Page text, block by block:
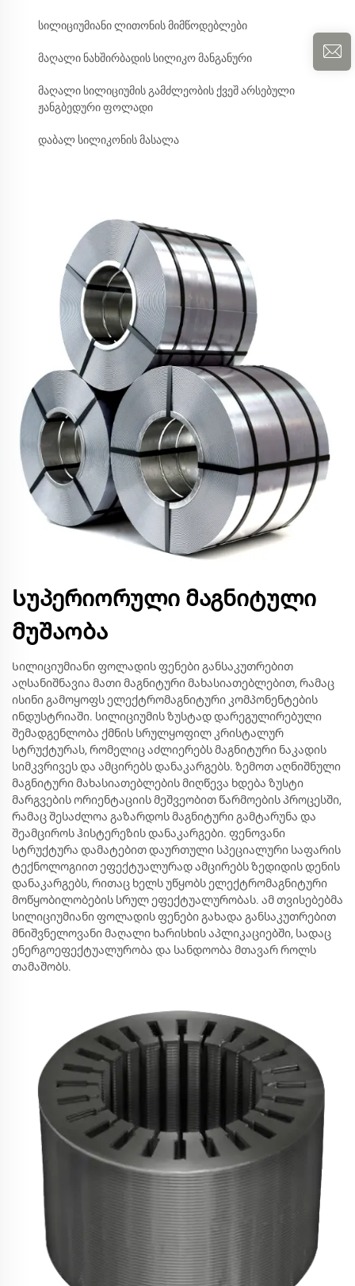
სილიციუმიანი ლითონის მიმწოდებლები
მაღალი ნახშირბადის სილიკო მანგანური
მაღალი სილიციუმის გამძლეობის ქვეშ არსებული
ჟანგბედური ფოლადი
დაბალ სილიკონის მასალა
Სუპერიორული მაგნიტული
მუშაობა
Სილიციუმიანი ფოლადის ფენები განსაკუთრებით
აღსანიშნავია მათი მაგნიტური მახასიათებლებით, რამაც
ისინი გამოყოფს ელექტრომაგნიტური კომპონენტების
ინდუსტრიაში. სილიციუმის ზუსტად დარეგულირებული
შემადგენლობა ქმნის სრულყოფილ კრისტალურ
სტრუქტურას, რომელიც აძლიერებს მაგნიტური ნაკადის
სიმკვრივეს და ამცირებს დანაკარგებს. ზემოთ აღნიშნული
მაგნიტური მახასიათებლების მიღწევა ხდება ზუსტი
მარგვების ორიენტაციის მეშვეობით წარმოების პროცესში,
რამაც შესაძლოა გაზარდოს მაგნიტური გამტარუნა და
შეამციროს ჰისტერეზის დანაკარგები. ფენოვანი
სტრუქტურა დამატებით დაურთული სპეციალური საფარის
ტექნოლოგიით ეფექტუალურად ამცირებს ზედიდის დენის
დანაკარგებს, რითაც ხელს უწყობს ელექტრომაგნიტური
მოწყობილობების სრულ ეფექტუალურობას. ამ თვისებებმა
სილიციუმიანი ფოლადის ფენები გახადა განსაკუთრებით
მნიშვნელოვანი მაღალი ხარისხის აპლიკაციებში, სადაც
ენერგოეფექტუალურობა და სანდოობა მთავარ როლს
თამაშობს.